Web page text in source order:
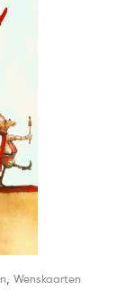
, Wenskaarten